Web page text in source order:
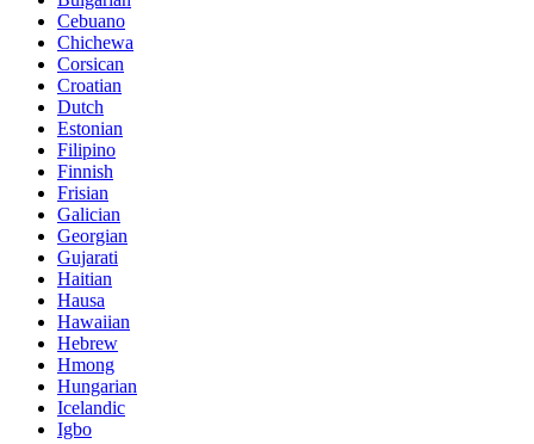
Cebuano
Chichewa
Corsican
Croatian
Dutch
Estonian
Filipino
Finnish
Frisian
Galician
Georgian
Gujarati
Haitian
Hausa
Hawaiian
Hebrew
Hmong
Hungarian
Icelandic
Igbo